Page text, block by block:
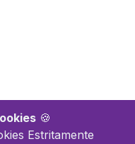
🍪
Estritamente